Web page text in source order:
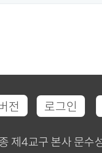
전 로그인
제4교구 본사 문수